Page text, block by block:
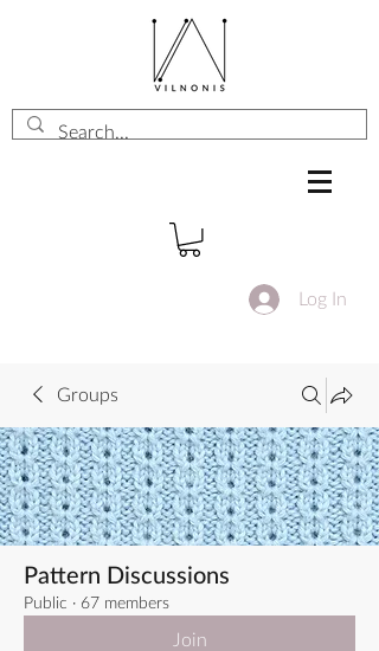
Log In
Groups
Pattern Discussions
Public · 67 members
Join